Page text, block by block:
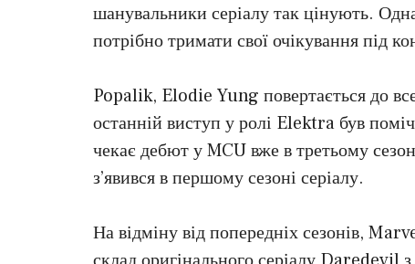
шанувальники серіалу так цінують.
потрібно тримати свої очікування під
Popalik, Elodie Yung повертається до
останній виступ у ролі Elektra був
чекає дебют у MCU вже в третьому
з’явився в першому сезоні серіалу.
На відміну від попередніх сезонів,